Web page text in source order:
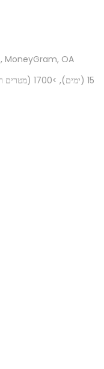
L/C, D/A, D/P, T/T, ווסטרן יוניון, MoneyGram, OA